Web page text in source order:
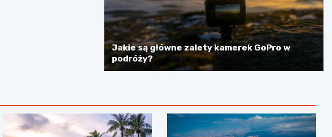
Jakie są główne zalety kamerek GoPro w
podróży?